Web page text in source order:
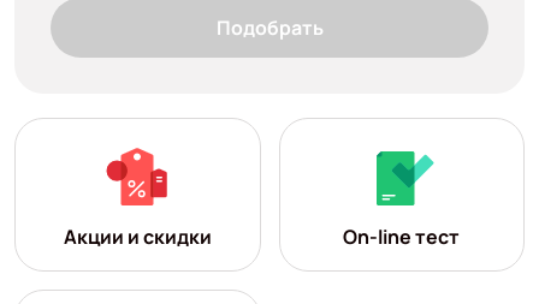
Подобрать
Акции и скидки On-line тест